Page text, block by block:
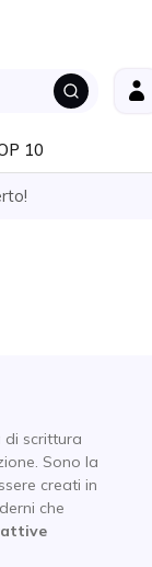
10
di scrittura
Sono la
creati in
che